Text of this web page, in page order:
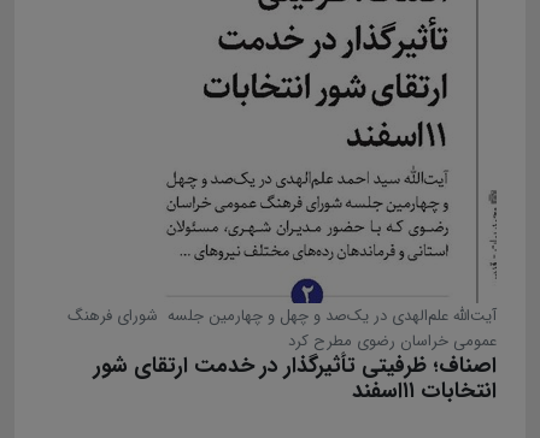
آیت‌الله‌ علم‌الهدی در یک‌صد و چهل و چهارمین جلسه شورای فرهنگ
عمومی خراسان رضوی مطرح کرد
اصناف؛ ظرفیتی تأثیرگذار در خدمت ارتقای شور
انتخابات ۱۱اسفند